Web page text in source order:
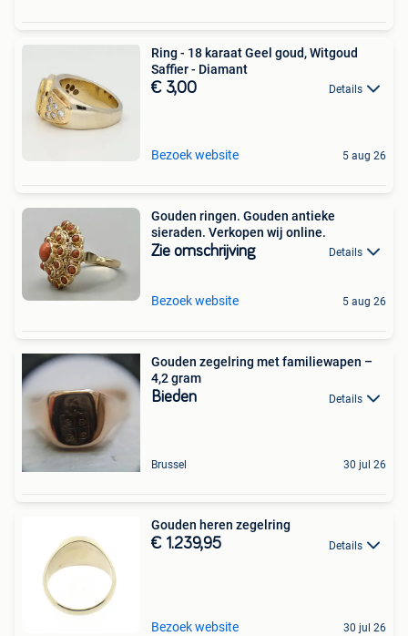
Ring - 18 karaat Geel goud, Witgoud
Saffier - Diamant
€ 3,00 Details
Bezoek website 5 aug 26
Gouden ringen. Gouden antieke
sieraden. Verkopen wij online.
Zie omschrijving Details
Bezoek website 5 aug 26
Gouden zegelring met familiewapen –
4,2 gram
Bieden Details
Brussel 30 jul 26
Gouden heren zegelring
€ 1.239,95 Details
Bezoek website 30 jul 26